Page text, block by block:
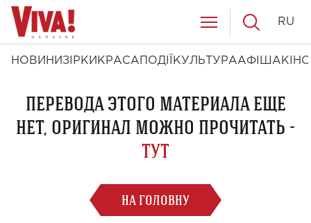
НОВИНИ ЗІРКИ КРАСА ПОДІЇ КУЛЬТУРААФІША КІНО
RU
ПЕРЕВОДА ЭТОГО МАТЕРИАЛА ЕЩЕ
НЕТ, ОРИГИНАЛ МОЖНО ПРОЧИТАТЬ -
ТУТ
НА ГОЛОВНУ